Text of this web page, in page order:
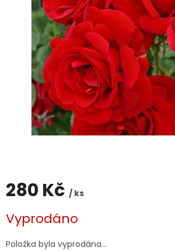
280 Kč / ks
cena:
Vyprodáno
Položka byla vyprodána…